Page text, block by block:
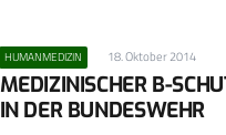
HUMANMEDIZIN 18. Oktober 2014
MEDIZINISCHER B-
IN DER BUNDESWEHR